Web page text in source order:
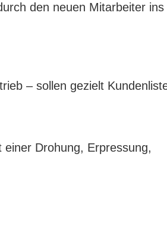
den neuen Mitarbeiter ins
– sollen gezielt
einer Drohung, Erpressung,